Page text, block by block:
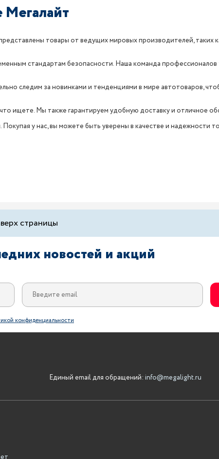
товары от ведущих мировых производителей, таких
стандартам безопасности. Наша команда
следим за новинками и тенденциями в мире автотоваров,
ищете. Мы также гарантируем удобную доставку и отличное
у нас, вы можете быть уверены в качестве и надежности
страницы
новостей и акций
конфиденциальности
Единый email для обращений: info@megalight.ru